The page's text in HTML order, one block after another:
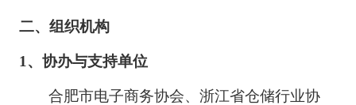
二、 组织机构
1、 协办与支持单位
合肥市电子商务协会、浙江省仓储行业协